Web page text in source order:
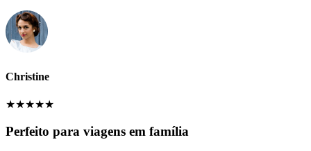
Christine
★★★★★
Perfeito para viagens em família